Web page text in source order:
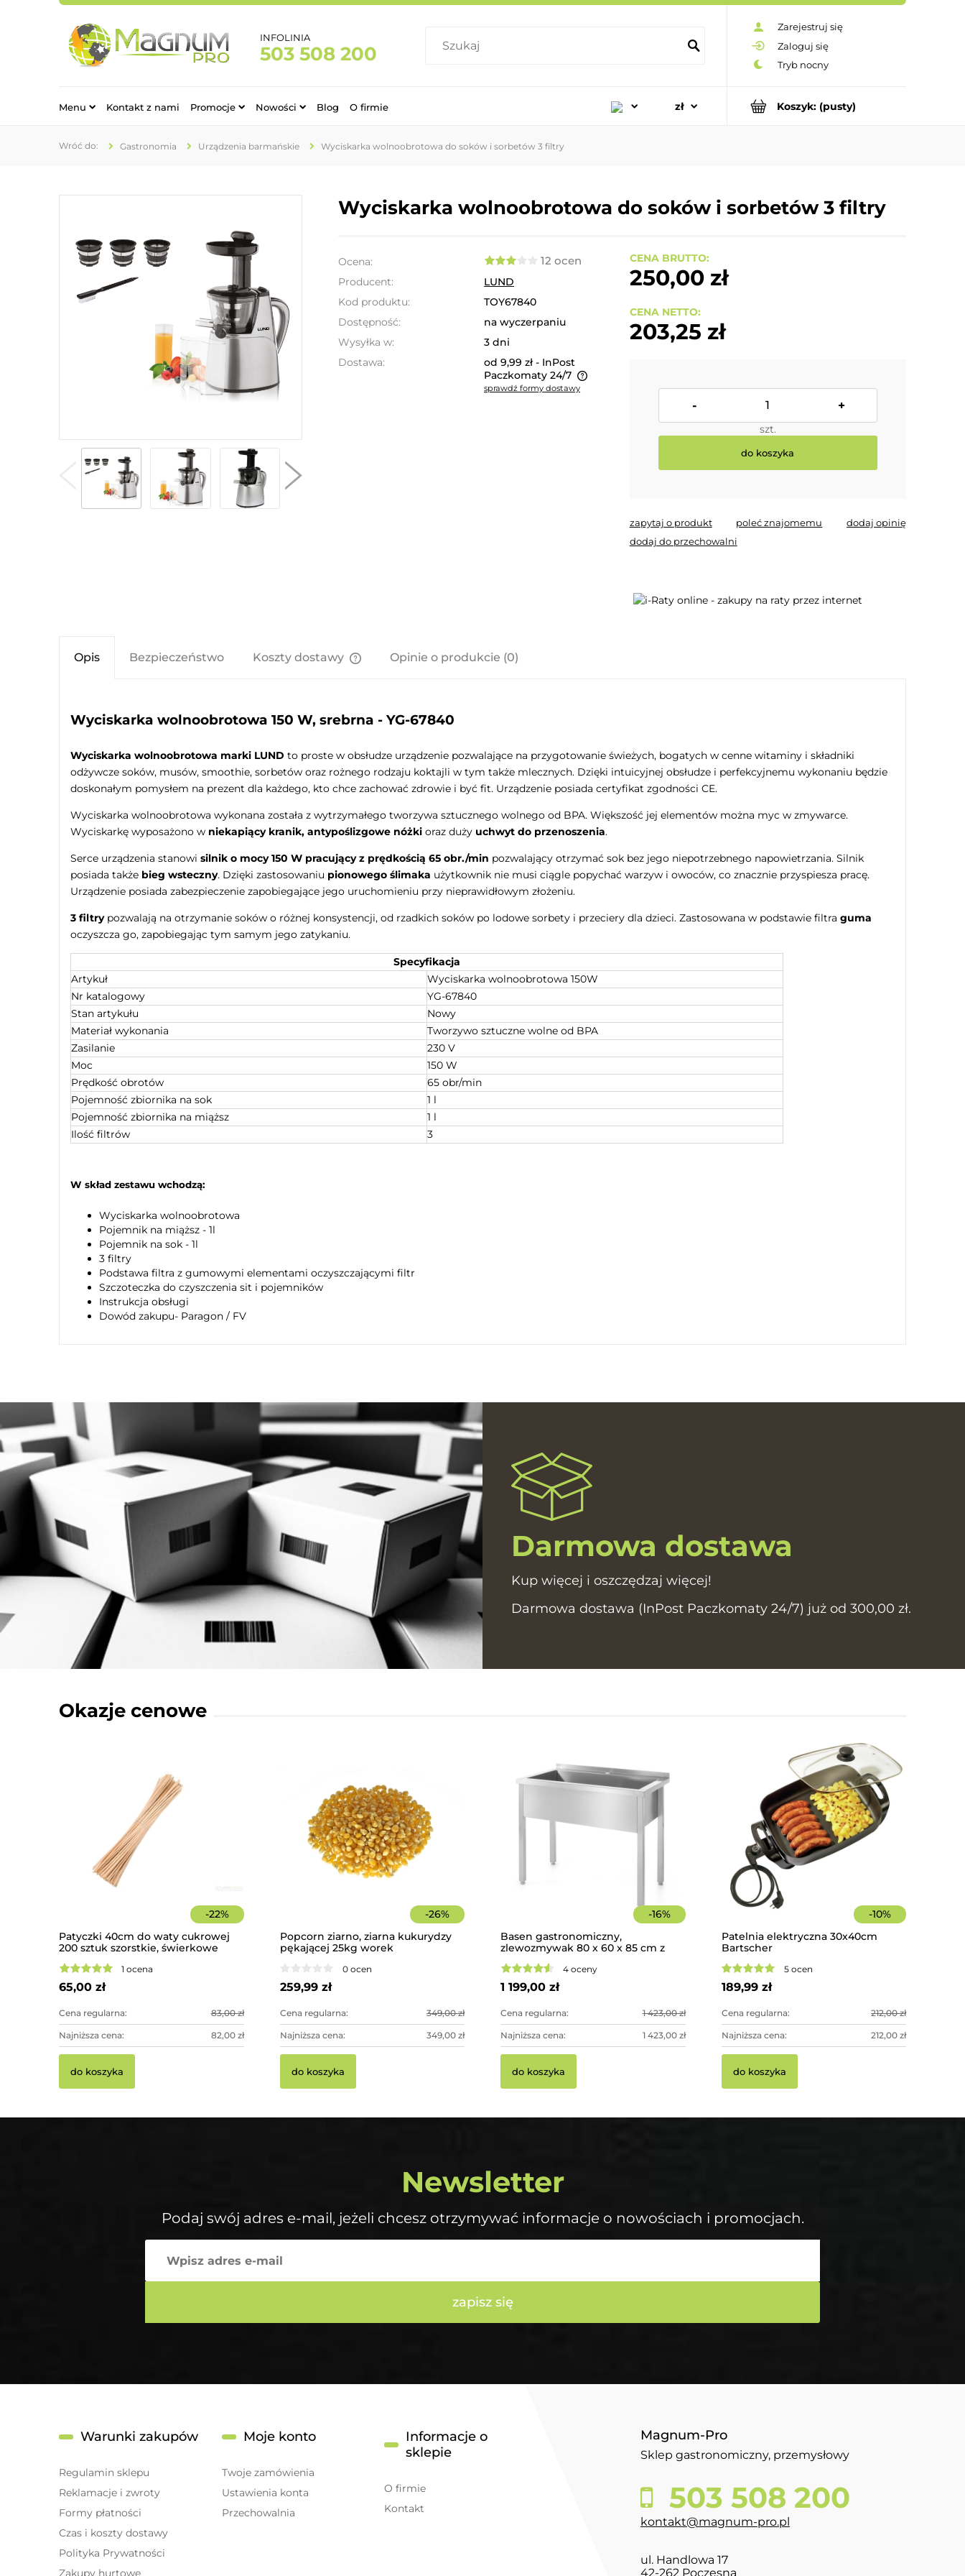
Zarejestruj się
Zaloguj się
INFOLINIA
503 508 200
Koszyk: (pusty)
Menu Kontakt z nami Promocje Nowości Blog O firmie
Gastronomia Urządzenia barmańskie Wyciskarka wolnoobrotowa do soków i sorbetów 3 filtry
Wyciskarka wolnoobrotowa do soków i sorbetów 3 filtry
Ocena: 12 ocen
Producent:
LUND
Kod produktu:
TOY67840
Dostępność:
na wyczerpaniu
Wysyłka w:
3 dni
Dostawa:
od 9,99 zł - InPost
Paczkomaty 24/7
sprawdź formy dostawy
CENA BRUTTO:
250,00 zł
CENA NETTO:
203,25 zł
- +
szt.
do koszyka
zapytaj o produkt poleć znajomemu
dodaj opinię
dodaj do przechowalni
Opis Bezpieczeństwo Koszty dostawy Opinie o produkcie (0)
Wyciskarka wolnoobrotowa 150 W, srebrna - YG-67840
Wyciskarka wolnoobrotowa marki LUND to proste w obsłudze urządzenie pozwalające na przygotowanie świeżych, bogatych w cenne witaminy i składniki
odżywcze soków, musów, smoothie, sorbetów oraz rożnego rodzaju koktajli w tym także mlecznych. Dzięki intuicyjnej obsłudze i perfekcyjnemu wykonaniu będzie
doskonałym pomysłem na prezent dla każdego, kto chce zachować zdrowie i być fit. Urządzenie posiada certyfikat zgodności CE.
Wyciskarka wolnoobrotowa wykonana została z wytrzymałego tworzywa sztucznego wolnego od BPA. Większość jej elementów można myc w zmywarce.
Wyciskarkę wyposażono w niekapiący kranik, antypoślizgowe nóżki oraz duży uchwyt do przenoszenia.
Serce urządzenia stanowi silnik o mocy 150 W pracujący z prędkością 65 obr./min pozwalający otrzymać sok bez jego niepotrzebnego napowietrzania. Silnik
posiada także bieg wsteczny. Dzięki zastosowaniu pionowego ślimaka użytkownik nie musi ciągle popychać warzyw i owoców, co znacznie przyspiesza pracę.
Urządzenie posiada zabezpieczenie zapobiegające jego uruchomieniu przy nieprawidłowym złożeniu.
3 filtrypozwalają na otrzymanie soków o różnej konsystencji, od rzadkich soków po lodowe sorbety i przeciery dla dzieci. Zastosowana w podstawie filtra guma
oczyszcza go, zapobiegając tym samym jego zatykaniu.
Specyfikacja
Artykuł
Wyciskarka wolnoobrotowa 150W
Nr katalogowy
YG-67840
Stan artykułu
Nowy
Materiał wykonania
Tworzywo sztuczne wolne od BPA
Zasilanie
230 V
Moc
150 W
Prędkość obrotów
65 obr/min
Pojemność zbiornika na sok
1 l
Pojemność zbiornika na miąższ
1 l
Ilość filtrów
3
W skład zestawu wchodzą:
Wyciskarka wolnoobrotowa
Pojemnik na miąższ - 1l
Pojemnik na sok - 1l
3 filtry
Podstawa filtra z gumowymi elementami oczyszczającymi filtr
Szczoteczka do czyszczenia sit i pojemników
Instrukcja obsługi
Dowód zakupu- Paragon / FV
Darmowa dostawa
Kup więcej i oszczędzaj więcej!
Darmowa dostawa (InPost Paczkomaty 24/7) już od 300,00 zł.
Okazje cenowe
-22%
Patyczki 40cm do waty cukrowej
200 sztuk szorstkie, świerkowe
1 ocena
65,00 zł
Cena regularna: 83,00 zł
Najniższa cena: 82,00 zł
do koszyka
-26%
Popcorn ziarno, ziarna kukurydzy
pękającej 25kg worek
0 ocen
259,99 zł
Cena regularna: 349,00 zł
Najniższa cena: 349,00 zł
do koszyka
-16%
Basen gastronomiczny,
zlewozmywak 80 x 60 x 85 cm z
4 oceny
1 199,00 zł
Cena regularna: 1 423,00 zł
Najniższa cena: 1 423,00 zł
do koszyka
-10%
Patelnia elektryczna 30x40cm
Bartscher
5 ocen
189,99 zł
Cena regularna: 212,00 zł
Najniższa cena: 212,00 zł
do koszyka
Newsletter
Podaj swój adres e-mail, jeżeli chcesz otrzymywać informacje o nowościach i promocjach.
zapisz się
Magnum-Pro
Sklep gastronomiczny, przemysłowy
503 508 200
kontakt@magnum-pro.pl
ul. Handlowa 17
42-262 Poczesna
Warunki zakupów
Regulamin sklepu
Reklamacje i zwroty
Formy płatności
Czas i koszty dostawy
Polityka Prywatności
Moje konto
Twoje zamówienia
Ustawienia konta
Przechowalnia
Informacje o
sklepie
O firmie
Kontakt